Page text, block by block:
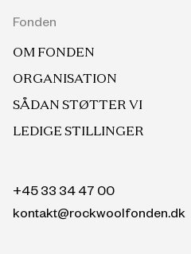
Fonden
OM FONDEN
ORGANISATION
SÅDAN STØTTER VI
LEDIGE STILLINGER
+45 33 34 47 00
kontakt@rockwoolfonden.dk